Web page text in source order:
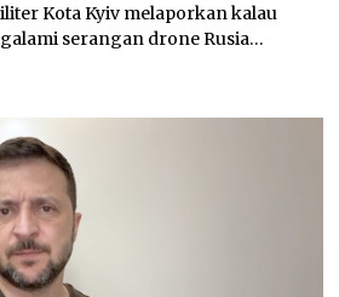
Kota Kyiv melaporkan kalau
serangan drone Rusia…